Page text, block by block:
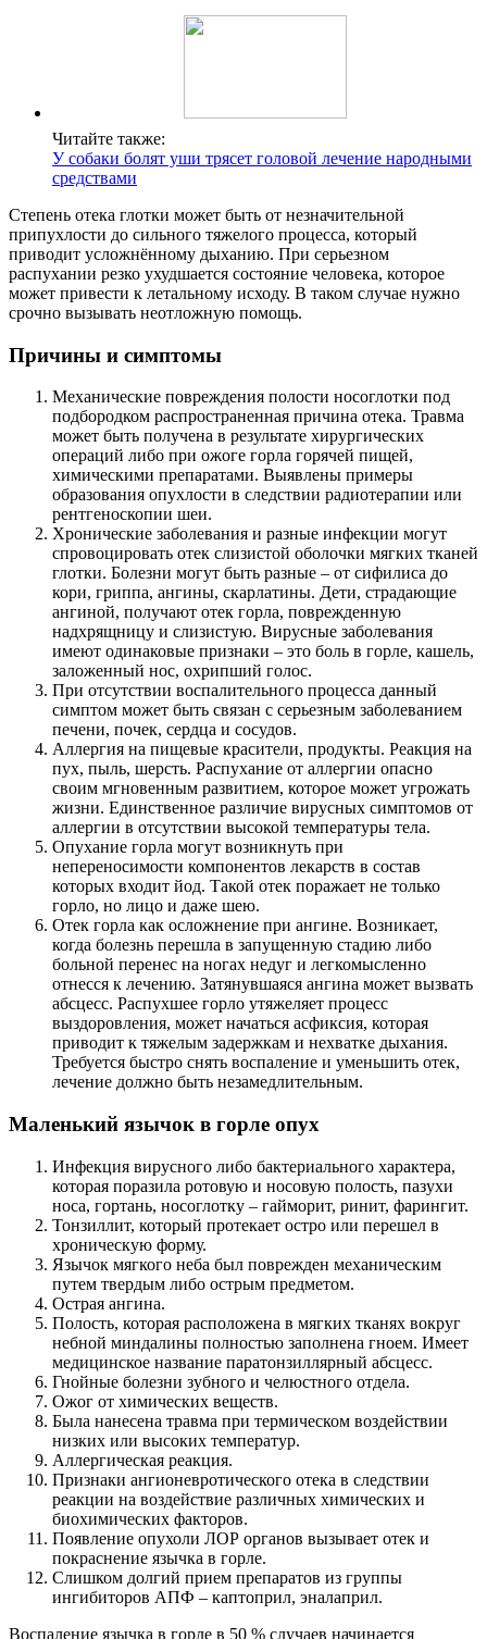
Читайте также:
У собаки болят уши трясет головой лечение народными
средствами
Степень отека глотки может быть от незначительной
припухлости до сильного тяжелого процесса, который
приводит усложнённому дыханию. При серьезном
распухании резко ухудшается состояние человека, которое
может привести к летальному исходу. В таком случае нужно
срочно вызывать неотложную помощь.
Причины и симптомы
Механические повреждения полости носоглотки под
подбородком распространенная причина отека. Травма
может быть получена в результате хирургических
операций либо при ожоге горла горячей пищей,
химическими препаратами. Выявлены примеры
образования опухлости в следствии радиотерапии или
рентгеноскопии шеи.
Хронические заболевания и разные инфекции могут
спровоцировать отек слизистой оболочки мягких тканей
глотки. Болезни могут быть разные – от сифилиса до
кори, гриппа, ангины, скарлатины. Дети, страдающие
ангиной, получают отек горла, поврежденную
надхрящницу и слизистую. Вирусные заболевания
имеют одинаковые признаки – это боль в горле, кашель,
заложенный нос, охрипший голос.
При отсутствии воспалительного процесса данный
симптом может быть связан с серьезным заболеванием
печени, почек, сердца и сосудов.
Аллергия на пищевые красители, продукты. Реакция на
пух, пыль, шерсть. Распухание от аллергии опасно
своим мгновенным развитием, которое может угрожать
жизни. Единственное различие вирусных симптомов от
аллергии в отсутствии высокой температуры тела.
Опухание горла могут возникнуть при
непереносимости компонентов лекарств в состав
которых входит йод. Такой отек поражает не только
горло, но лицо и даже шею.
Отек горла как осложнение при ангине. Возникает,
когда болезнь перешла в запущенную стадию либо
больной перенес на ногах недуг и легкомысленно
отнесся к лечению. Затянувшаяся ангина может вызвать
абсцесс. Распухшее горло утяжеляет процесс
выздоровления, может начаться асфиксия, которая
приводит к тяжелым задержкам и нехватке дыхания.
Требуется быстро снять воспаление и уменьшить отек,
лечение должно быть незамедлительным.
Маленький язычок в горле опух
Инфекция вирусного либо бактериального характера,
которая поразила ротовую и носовую полость, пазухи
носа, гортань, носоглотку – гайморит, ринит, фарингит.
Тонзиллит, который протекает остро или перешел в
хроническую форму.
Язычок мягкого неба был поврежден механическим
путем твердым либо острым предметом.
Острая ангина.
Полость, которая расположена в мягких тканях вокруг
небной миндалины полностью заполнена гноем. Имеет
медицинское название паратонзиллярный абсцесс.
Гнойные болезни зубного и челюстного отдела.
Ожог от химических веществ.
Была нанесена травма при термическом воздействии
низких или высоких температур.
Аллергическая реакция.
Признаки ангионевротического отека в следствии
реакции на воздействие различных химических и
биохимических факторов.
Появление опухоли ЛОР органов вызывает отек и
покраснение язычка в горле.
Слишком долгий прием препаратов из группы
ингибиторов АПФ – каптоприл, эналаприл.
Воспаление язычка в горле в 50 % случаев начинается